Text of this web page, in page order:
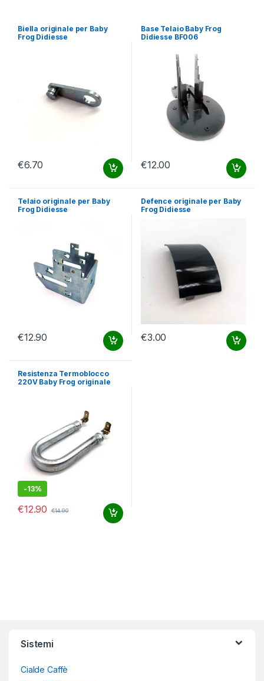
Biella originale per Baby
Frog Didiesse
€6.70
Base Telaio Baby Frog
Didiesse BF006
€12.00
Telaio originale per Baby
Frog Didiesse
€12.90
Defence originale per Baby
Frog Didiesse
€3.00
Resistenza Termoblocco
220V Baby Frog originale
-13%
€12.90 €14.90
Sistemi
Cialde Caffè